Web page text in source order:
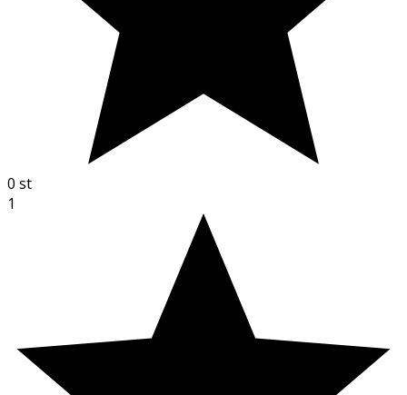
0 st
1